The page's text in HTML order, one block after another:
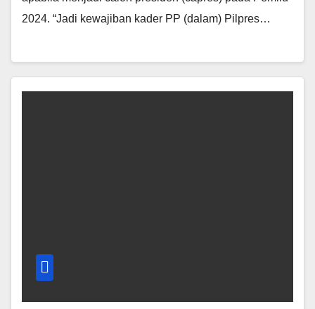
2024. “Jadi kewajiban kader PP (dalam) Pilpres…